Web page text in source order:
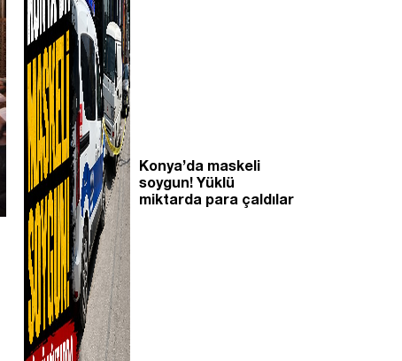
Konya’da maskeli
soygun! Yüklü
miktarda para çaldılar